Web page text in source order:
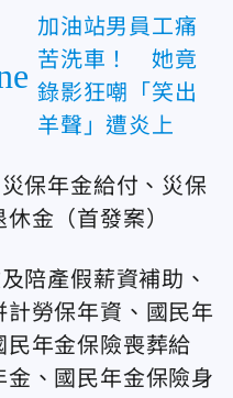
加油站男員工痛
苦洗車！ 她竟
錄影狂嘲「笑出
羊聲」遭炎上
保年金給付、災保
金（首發案）
陪產假薪資補助、
計勞保年資、國民年
年金保險喪葬給
、國民年金保險身